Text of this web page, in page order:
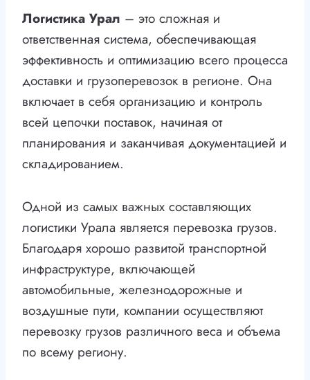
Логистика Урал – это сложная и
ответственная система, обеспечивающая
эффективность и оптимизацию всего процесса
доставки и грузоперевозок в регионе. Она
включает в себя организацию и контроль
всей цепочки поставок, начиная от
планирования и заканчивая документацией и
складированием.
Одной из самых важных составляющих
логистики Урала является перевозка грузов.
Благодаря хорошо развитой транспортной
инфраструктуре, включающей
автомобильные, железнодорожные и
воздушные пути, компании осуществляют
перевозку грузов различного веса и объема
по всему региону.